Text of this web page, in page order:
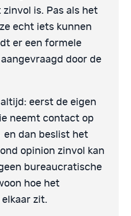
zinvol is. Pas als het
echt iets kunnen
er een formele
door de
eerst de eigen
neemt contact op
dan beslist het
opinion zinvol kan
bureaucratische
hoe het
zit.